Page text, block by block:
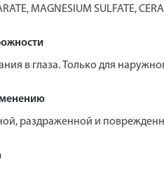
MAGNESIUM SULFATE,
в глаза. Только для
раздраженной и